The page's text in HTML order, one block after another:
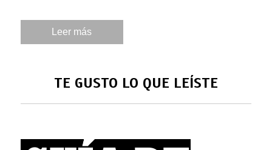
Leer más
TE GUSTO LO QUE LEÍSTE